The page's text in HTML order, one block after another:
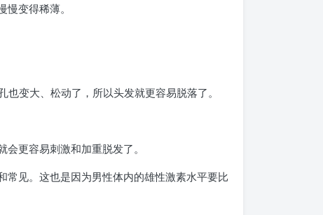
变得稀薄。
变大、松动了，所以头发就更容易脱落了。
更容易刺激和加重脱发了。
见。这也是因为男性体内的雄性激素水平要比